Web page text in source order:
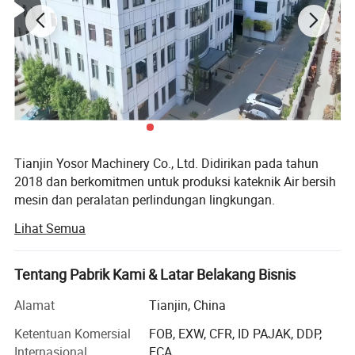
Kemasan & Pengiriman
Tianjin Yosor Machinery Co., Ltd. Didirikan pada tahun
2018 dan berkomitmen untuk produksi kateknik Air bersih
mesin dan peralatan perlindungan lingkungan.
Saat ini, perusahaan telah menjadi katup yang
memproduksi integrasi desain, riset dan pengembangan
perusahaan, produksi, manufaktur dan penjualan.
Perusahaan tersebut memiliki pusat produksi dan
pengujian seperti pemesinan, pengolahan panas
kimia, dsb
Lihat Semua
Tentang Pabrik Kami & Latar Belakang Bisnis
Alamat
Tianjin, China
Ketentuan Komersial
FOB, EXW, CFR, ID PAJAK, DDP,